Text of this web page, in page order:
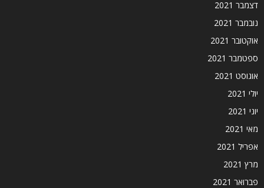
דצמבר 2021
נובמבר 2021
אוקטובר 2021
ספטמבר 2021
אוגוסט 2021
יולי 2021
יוני 2021
מאי 2021
אפריל 2021
מרץ 2021
פברואר 2021